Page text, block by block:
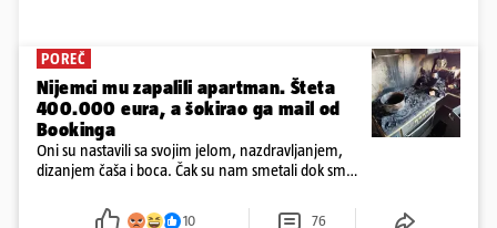
POREČ
Nijemci mu zapalili apartman. Šteta
400.000 eura, a šokirao ga mail od
Bookinga
Oni su nastavili sa svojim jelom, nazdravljanjem,
dizanjem čaša i boca. Čak su nam smetali dok smo
požar, rekao je vlasnik
10 76